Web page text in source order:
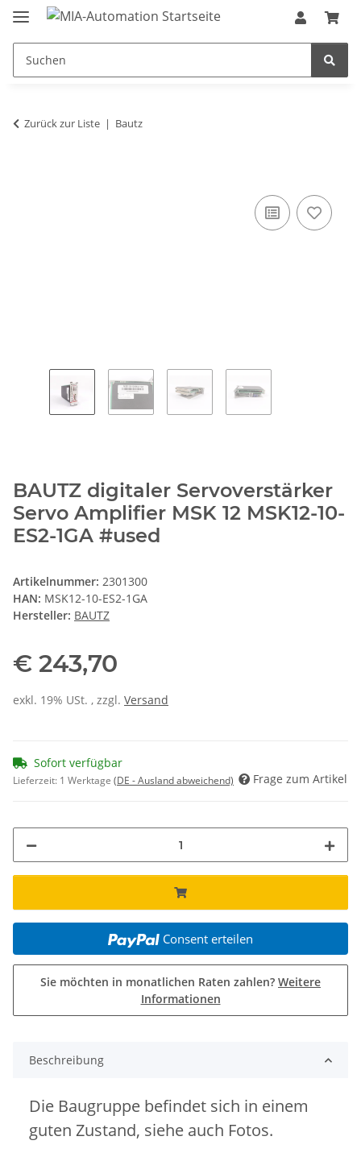
Zurück zur Liste Bautz
BAUTZ digitaler Servoverstärker
Servo Amplifier MSK 12 MSK12-10-
ES2-1GA #used
Artikelnummer: 2301300
HAN: MSK12-10-ES2-1GA
Hersteller: BAUTZ
€ 243,70
exkl. 19% USt. , zzgl. Versand
Sofort verfügbar
Lieferzeit: 1 Werktage (DE - Ausland abweichend) Frage zum Artikel
Consent erteilen
Sie möchten in monatlichen Raten zahlen? Weitere
Informationen
Beschreibung
Die Baugruppe befindet sich in einem
guten Zustand, siehe auch Fotos.